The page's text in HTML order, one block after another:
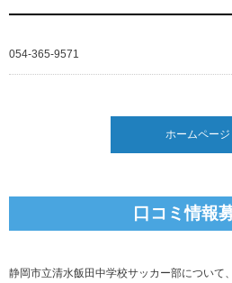
054-365-9571
ホームページ
口コミ情報
静岡市立清水飯田中学校サッカー部について